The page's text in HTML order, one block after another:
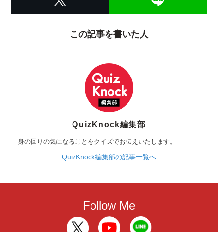
この記事を書いた人
QuizKnock編集部
身の回りの気になることをクイズでお伝えいたします。
QuizKnock編集部の記事一覧へ
Follow Me